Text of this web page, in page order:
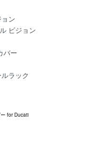
ン
ビジョン
バー
ラック
for Ducati